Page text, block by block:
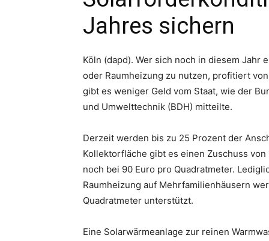
Jahres sichern
Köln (dapd). Wer sich noch in diesem
oder Raumheizung zu nutzen, profitiert
gibt es weniger Geld vom Staat, wie der
und Umwelttechnik (BDH) mitteilte.
Derzeit werden bis zu 25 Prozent der
Kollektorfläche gibt es einen Zuschuss
noch bei 90 Euro pro Quadratmeter.
Raumheizung auf Mehrfamilienhäusern
Quadratmeter unterstützt.
Eine Solarwärmeanlage zur reinen